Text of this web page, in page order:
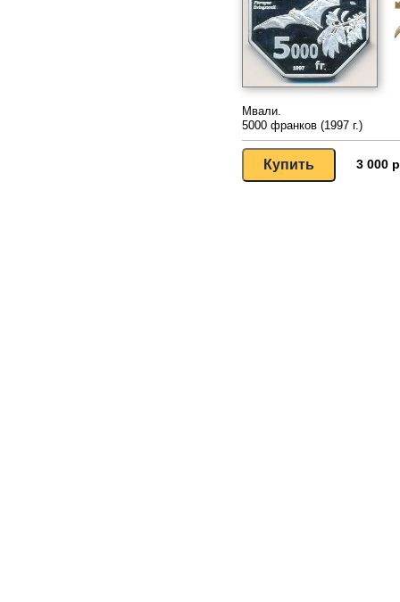
Мвали.
5000 франков (1997 г.)
3 000